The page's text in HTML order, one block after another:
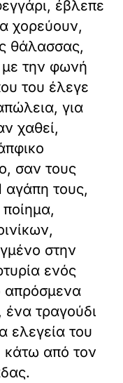
έβλεπε
χορεύουν,
θάλασσας,
με την φωνή
του έλεγε
για
χαθεί,
σαν τους
αγάπη τους,
στην
ενός
απρόσμενα
ένα τραγούδι
ελεγεία του
από τον